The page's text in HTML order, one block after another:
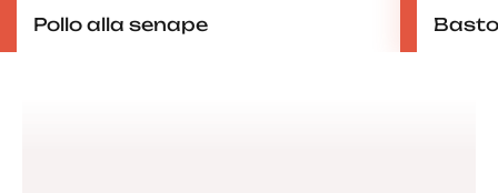
Pollo alla senape